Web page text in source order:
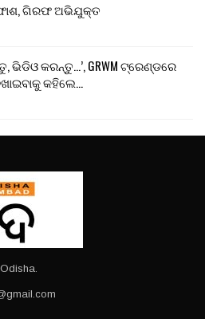
ଗିରଫ ଅଭିଯୁକ୍ତ
ଭିଡିଓ କରନ୍ତୁ…’, GRWM ଟ୍ରେଣ୍ଡରେ
କହିଲେ…